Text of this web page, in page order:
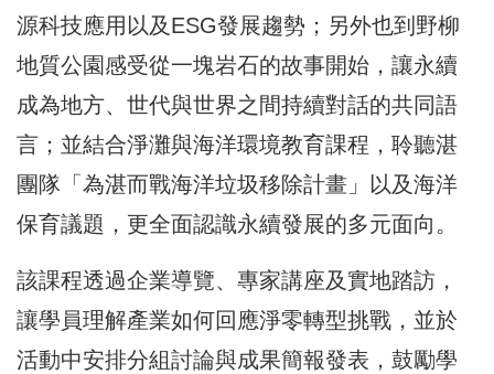
源科技應用以及ESG發展趨勢；另外也到野柳
地質公園感受從一塊岩石的故事開始，讓永續
成為地方、世代與世界之間持續對話的共同語
言；並結合淨灘與海洋環境教育課程，聆聽湛
團隊「為湛而戰海洋垃圾移除計畫」以及海洋
保育議題，更全面認識永續發展的多元面向。
該課程透過企業導覽、專家講座及實地踏訪，
讓學員理解產業如何回應淨零轉型挑戰，並於
活動中安排分組討論與成果簡報發表，鼓勵學